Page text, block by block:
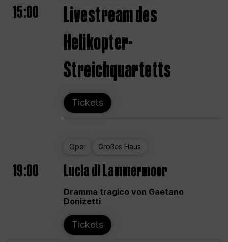
15:00
Livestream des
Helikopter-
Streichquartetts
Tickets
Oper Großes Haus
19:00 Lucia di Lammermoor
Dramma tragico von Gaetano
Donizetti
Tickets